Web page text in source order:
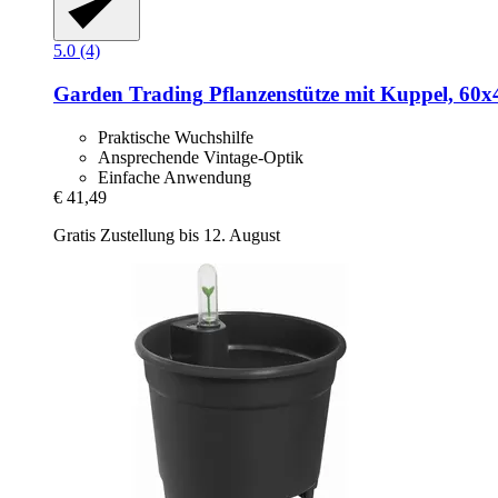
5.0 (4)
Garden Trading Pflanzenstütze mit Kuppel,
Praktische Wuchshilfe
Ansprechende Vintage-Optik
Einfache Anwendung
€ 41,49
Gratis Zustellung bis 12. August